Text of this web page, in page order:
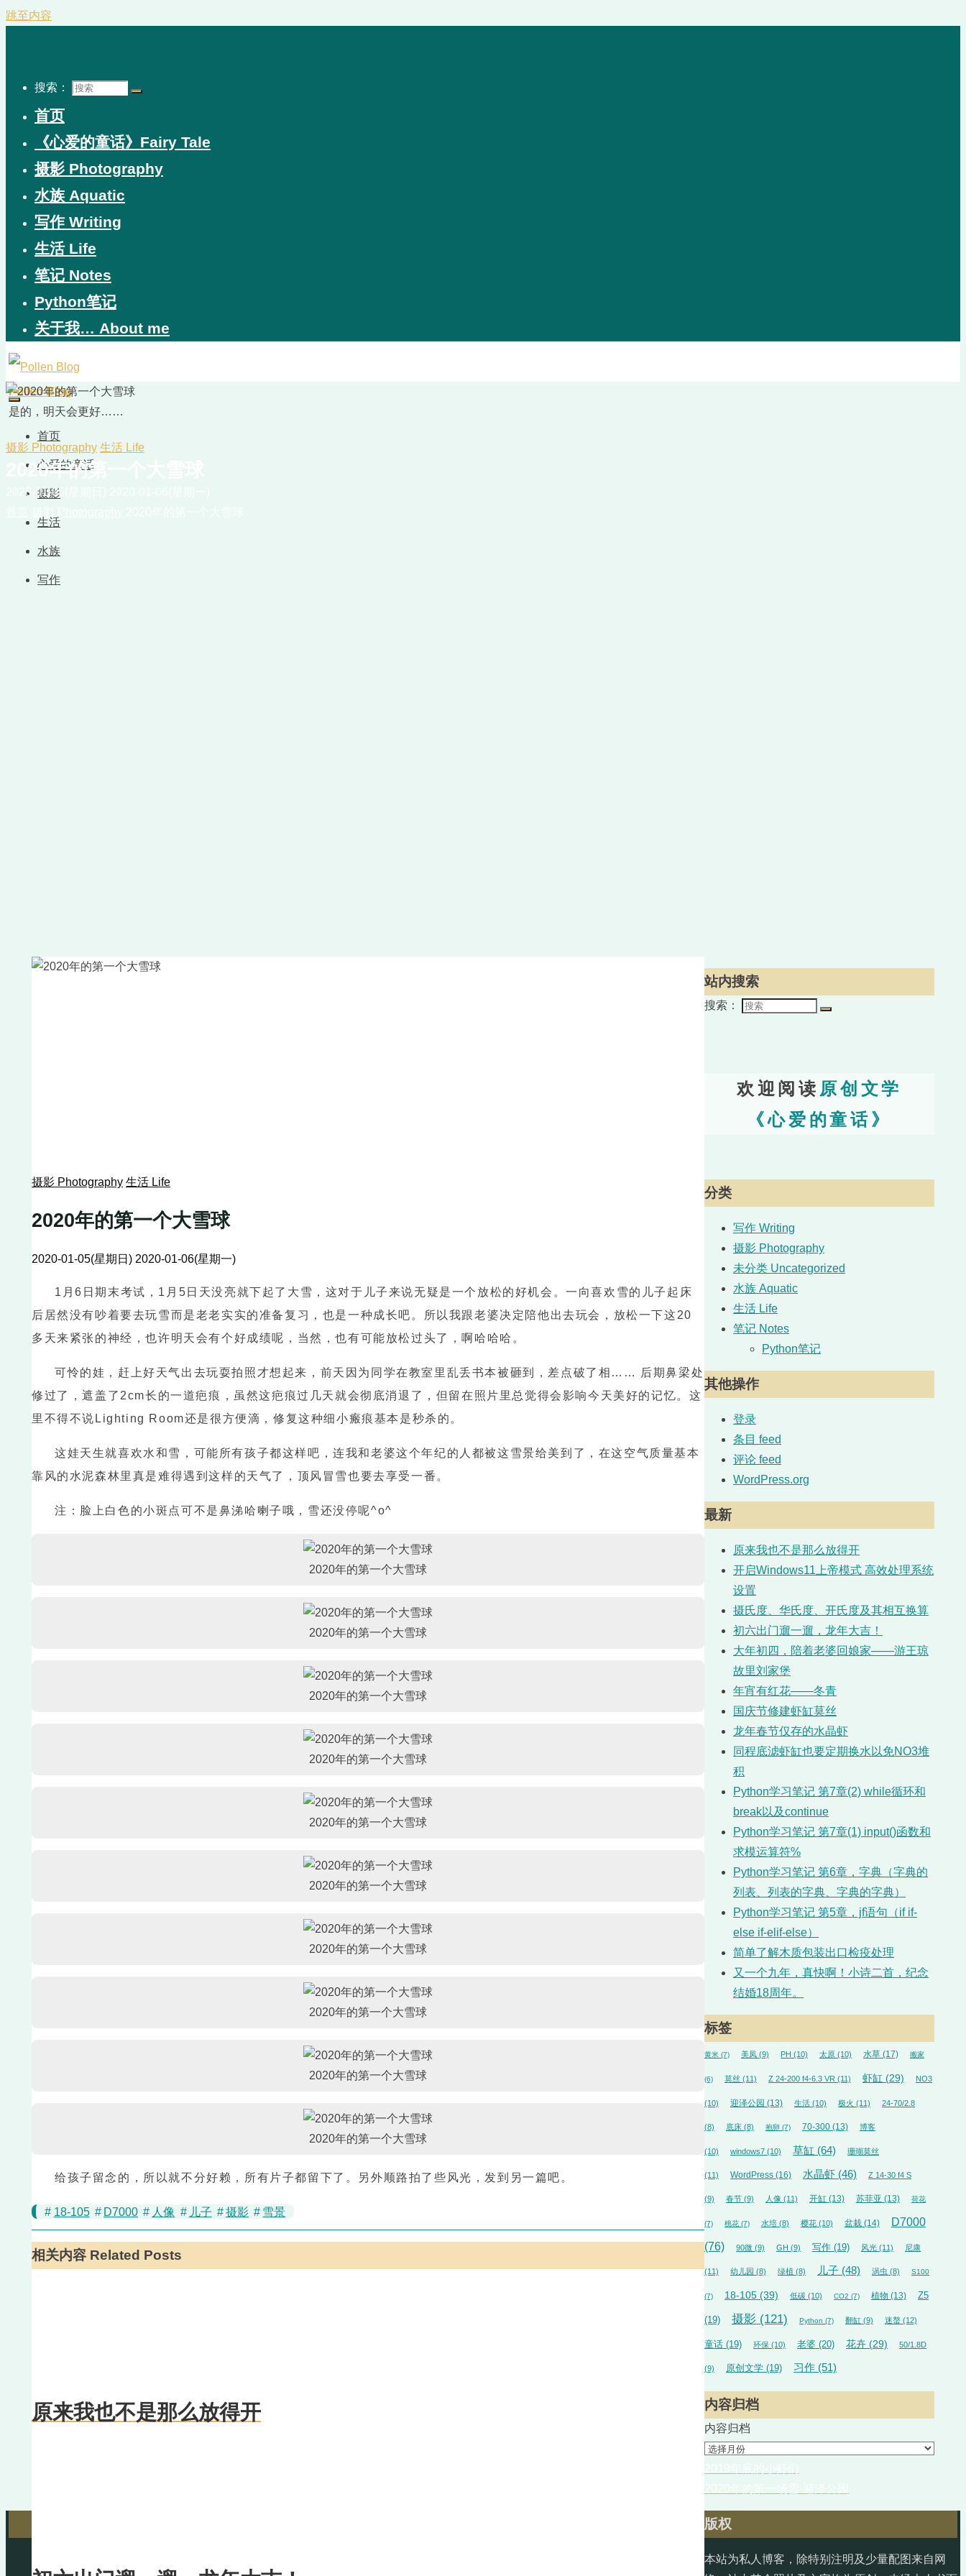
跳至内容
搜索：
首页
《心爱的童话》Fairy Tale
摄影 Photography
水族 Aquatic
写作 Writing
生活 Life
笔记 Notes
Python笔记
关于我… About me
Pollen Blog
是的，明天会更好……
首页
心爱的童话
摄影
生活
水族
写作
摄影 Photography 生活 Life
2020年的第一个大雪球
2020-01-05(星期日)
摄影 Photography 生活 Life
2020年的第一个大雪球
2020-01-05(星期日) 2020-01-06(星期一)
1月6日期末考试，1月5日天没亮就下起了大雪，这对于儿子来说无疑是一个放松的好机会。一向喜欢雪的儿子起床
后居然没有吵着要去玩雪而是老老实实的准备复习，也是一种成长吧。所以我跟老婆决定陪他出去玩会，放松一下这20
多天来紧张的神经，也许明天会有个好成绩呢，当然，也有可能放松过头了，啊哈哈哈。
可怜的娃，赶上好天气出去玩耍拍照才想起来，前天因为同学在教室里乱丢书本被砸到，差点破了相…… 后期鼻梁处
修过了，遮盖了2cm长的一道疤痕，虽然这疤痕过几天就会彻底消退了，但留在照片里总觉得会影响今天美好的记忆。这
里不得不说Lighting Room还是很方便滴，修复这种细小瘢痕基本是秒杀的。
这娃天生就喜欢水和雪，可能所有孩子都这样吧，连我和老婆这个年纪的人都被这雪景给美到了，在这空气质量基本
靠风的水泥森林里真是难得遇到这样的天气了，顶风冒雪也要去享受一番。
注：脸上白色的小斑点可不是鼻涕哈喇子哦，雪还没停呢^o^
2020年的第一个大雪球
2020年的第一个大雪球
2020年的第一个大雪球
2020年的第一个大雪球
2020年的第一个大雪球
2020年的第一个大雪球
2020年的第一个大雪球
2020年的第一个大雪球
2020年的第一个大雪球
2020年的第一个大雪球
给孩子留念的，所以就不分好赖，所有片子都留下了。另外顺路拍了些风光，发到另一篇吧。
# 18-105 # D7000 # 人像 # 儿子 #摄影 # 雪景
相关内容 Related Posts
原来我也不是那么放得开
站内搜索
搜索：
欢迎阅读 原创文学
《心爱的童话》
分类
写作 Writing
摄影 Photography
未分类 Uncategorized
水族 Aquatic
生活 Life
笔记 Notes
Python笔记
其他操作
登录
条目 feed
评论 feed
WordPress.org
最新
原来我也不是那么放得开
开启Windows11上帝模式 高效处理系统
设置
摄氏度、华氏度、开氏度及其相互换算
初六出门遛一遛，龙年大吉！
大年初四，陪着老婆回娘家——游王琼
故里刘家堡
年宵有红花——冬青
国庆节修建虾缸莫丝
龙年春节仅存的水晶虾
同程底滤虾缸也要定期换水以免NO3堆
积
Python学习笔记 第7章(2) while循环和
break以及continue
Python学习笔记 第7章(1) input()函数和
求模运算符%
Python学习笔记 第6章，字典（字典的
列表、列表的字典、字典的字典）
Python学习笔记 第5章，jf语句（if if-
else if-elif-else）
简单了解木质包装出口检疫处理
又一个九年，真快啊！小诗二首，纪念
结婚18周年。
标签
黄米 (7) 美凤 (9) PH (10) 太原 (10) 水草 (17) 搬家
(6) 莫丝 (11) Z 24-200 f4-6.3 VR (11) 虾缸 (29) NO3
(10) 迎泽公园 (13) 生活 (10) 极火 (11) 24-70/2.8
(8) 底床 (8) 抱卵 (7) 70-300 (13) 博客
(10) windows7 (10) 草缸 (64) 珊瑚莫丝
(11) WordPress (16) 水晶虾 (46) Z 14-30 f4 S
(9) 春节 (9) 人像 (11) 开缸 (13) 苏菲亚 (13) 荷花
(7) 桃花 (7) 水培 (8) 樱花 (10) 盆栽 (14)
D7000
(76)
90微 (9) GH (9) 写作 (19) 风光 (11) 尼康
(11) 幼儿园 (8) 绿植 (8) 儿子 (48) 涡虫 (8) S100
(7) 18-105 (39) 低碳 (10) CO2 (7) 植物 (13) Z5
(19) 摄影 (121) Python (7) 翻缸 (9) 迷螯 (12)
童话 (19) 环保 (10) 老婆 (20) 花卉 (29) 50/1.8D
(9) 原创文学 (19) 习作 (51)
内容归档
内容归档
版权
本站为私人博客，除特别注明及少量配图来自网